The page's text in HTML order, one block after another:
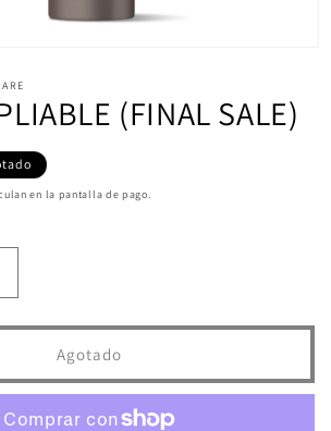
(FINAL SALE)
en la pantalla de pago.
K.FINISH
SALE)
Agotado